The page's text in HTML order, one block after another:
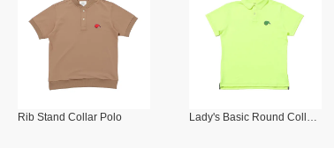
Rib Stand Collar Polo Lady's Basic Round Collar Polo